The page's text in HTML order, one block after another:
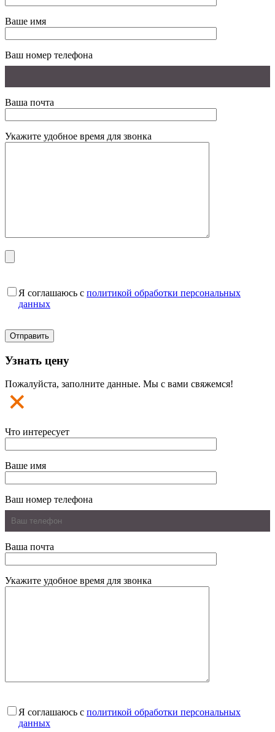
Ваше имя
Ваш номер телефона
Ваша почта
Укажите удобное время для звонка
Я соглашаюсь с политикой обработки персональных
данных
Узнать цену
Пожалуйста, заполните данные. Мы с вами свяжемся!
Что интересует
Ваше имя
Ваш номер телефона
Ваша почта
Укажите удобное время для звонка
Я соглашаюсь с политикой обработки персональных
данных